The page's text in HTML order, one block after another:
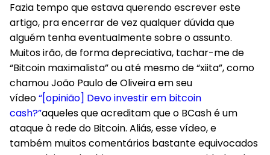
Fazia tempo que estava querendo escrever este
artigo, pra encerrar de vez qualquer dúvida que
alguém tenha eventualmente sobre o assunto.
Muitos irão, de forma depreciativa, tachar-me de
“Bitcoin maximalista” ou até mesmo de “xiita”, como
chamou João Paulo de Oliveira em seu
vídeo“[opinião] Devo investir em bitcoin
cash?”aqueles que acreditam que o BCash é um
ataque à rede do Bitcoin. Aliás, esse vídeo, e
também muitos comentários bastante equivocados